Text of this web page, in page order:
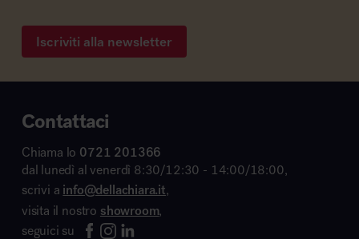
Iscriviti alla newsletter
Contattaci
Chiama lo 0721 201366
dal lunedì al venerdì 8:30/12:30 - 14:00/18:00,
scrivi a info@dellachiara.it,
visita il nostro showroom,
seguici su